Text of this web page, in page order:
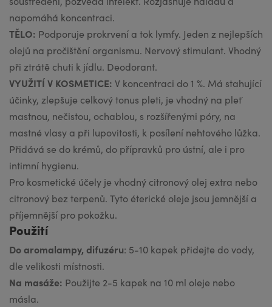
napomáhá koncentraci.
TĚLO: Podporuje prokrvení a tok lymfy. Jeden z nejlepších
olejů na pročištění organismu. Nervový stimulant. Vhodný
při ztrátě chuti k jídlu. Deodorant.
VYUŽITÍ V KOSMETICE: V koncentraci do 1 %. Má stahující
účinky, zlepšuje celkový tonus pleti, je vhodný na pleť
mastnou, nečistou, ochablou, s rozšířenými póry, na
mastné vlasy a při lupovitosti, k posílení nehtového lůžka.
Přidává se do krémů, do přípravků pro ústní, ale i pro
intimní hygienu.
Pro kosmetické účely je vhodný citronový olej extra nebo
citronový bez terpenů. Tyto éterické oleje jsou jemnější a
příjemnější pro pokožku.
Použití
Do aromalampy, difuzéru: 5-10 kapek přidejte do vody,
dle velikosti místnosti.
Na masáže: Použijte 2-5 kapek na 10 ml oleje nebo
másla.